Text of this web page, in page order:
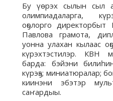
Бу үөрэх сылын сыл
олимпиадаларга,
оҕолорго директорбыт
Павлова грамота,
уонна улахан кылаас
күрэхтэстилэр. КВН
барда: бэйэни
күрэҕэ; миниатюралар;
киинэни эбэтэр
саҥардыы.